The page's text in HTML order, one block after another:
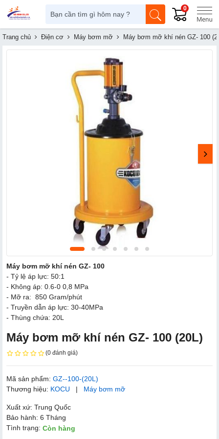
0
Trang chủ Điện cơ Máy bơm mỡ Máy bơm mỡ khí nén GZ- 100
Máy bơm mỡ khí nén GZ- 100
- Tỷ lệ áp lực: 50:1
- Không áp: 0.6-0 0,8 MPa
- Mỡ ra: 850 Gram/phút
- Truyền dẫn áp lực: 30-40MPa
- Thùng chứa: 20L
Máy bơm mỡ khí nén GZ- 100 (20L)
(0 đánh giá)
Mã sản phẩm: GZ--100-(20L)
Thương hiệu: KOCU | Máy bơm mỡ
Xuất xứ: Trung Quốc
Bảo hành: 6 Tháng
Tình trạng: Còn hàng